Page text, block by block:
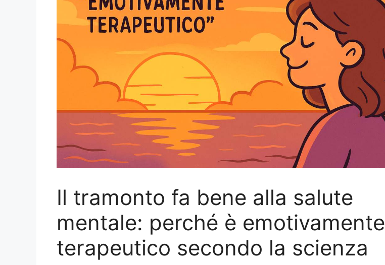
Il tramonto fa bene alla salute
mentale: perché è emotivamente
terapeutico secondo la scienza